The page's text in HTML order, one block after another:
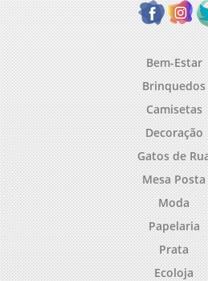
Bem-Estar
Brinquedos
Camisetas
Decoração
Gatos de
Mesa Posta
Moda
Papelaria
Prata
Ecoloja